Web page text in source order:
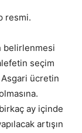
resmi.
belirlenmesi
seçim
ücretin
ay içinde
artışın